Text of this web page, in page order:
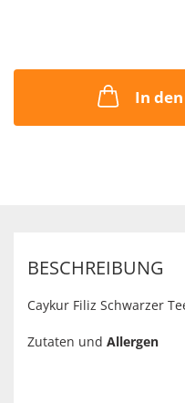
In
BESCHREIBUNG
Caykur Filiz Schwarzer
Zutaten und